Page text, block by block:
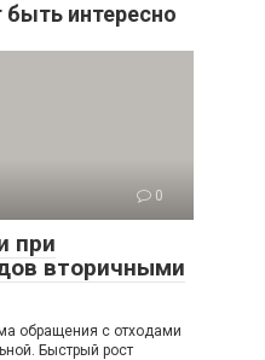
интересно
0
при
вторичными
обращения с отходами
Быстрый рост